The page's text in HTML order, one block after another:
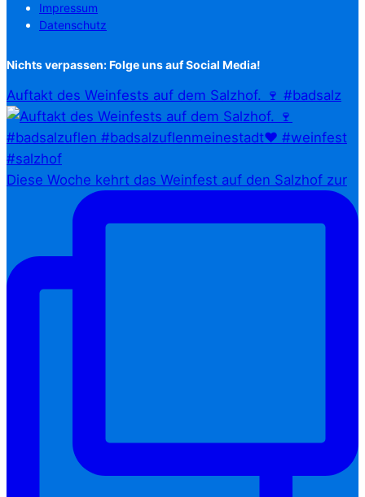
Impressum
Datenschutz
Nichts verpassen: Folge uns auf Social Media!
Auftakt des Weinfests auf dem Salzhof. 🍷 #badsalz
Diese Woche kehrt das Weinfest auf den Salzhof zur